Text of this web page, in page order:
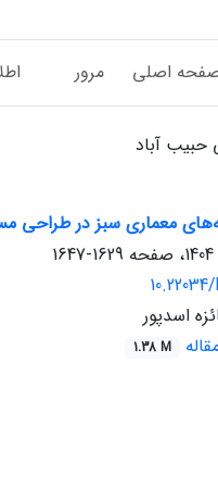
اصلی مرور
آباد
معماری سبز در
1629-1647
اسدپور
1.38 M